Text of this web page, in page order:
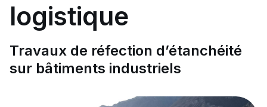
logistique
Travaux de réfection d’étanchéité
sur bâtiments industriels